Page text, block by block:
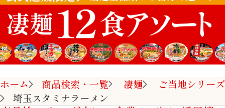
ホーム 商品検索・一覧 凄麺
ご当地シリーズ
埼玉スタミナラーメン